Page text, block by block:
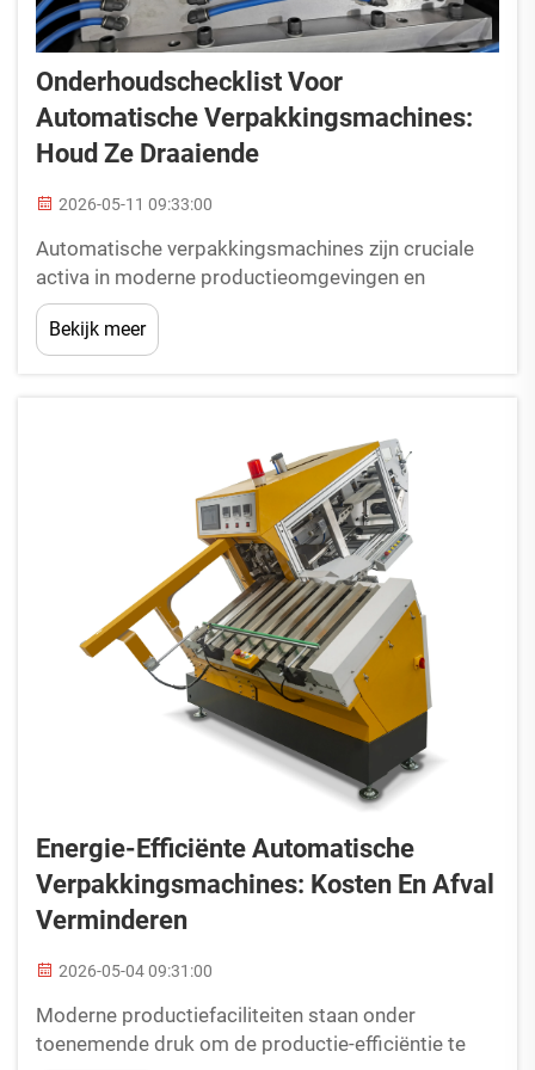
Onderhoudschecklist Voor
Automatische Verpakkingsmachines:
Houd Ze Draaiende
2026-05-11 09:33:00
Automatische verpakkingsmachines zijn cruciale
activa in moderne productieomgevingen en
verzorgen de laatste stadia van productverpakking
met snelheid en precisie. Regelmatig onderhoud
van automatische verpakkingsmachines heeft
Bekijk meer
Energie-Efficiënte Automatische
Verpakkingsmachines: Kosten En Afval
Verminderen
2026-05-04 09:31:00
Moderne productiefaciliteiten staan onder
toenemende druk om de productie-efficiëntie te